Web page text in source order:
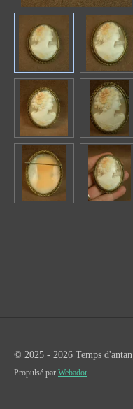
© 2025 - 2026 Temps d'antan
Propulsé par Webador